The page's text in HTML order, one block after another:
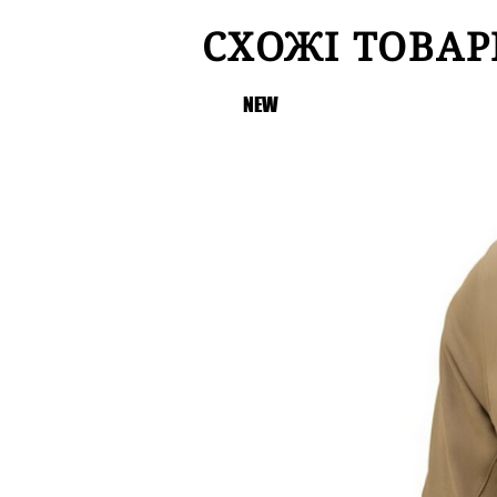
СХОЖІ
NEW